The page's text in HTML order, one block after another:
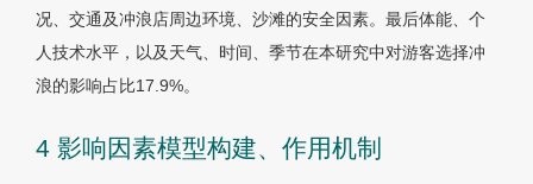
况、交通及冲浪店周边环境、沙滩的安全因素。最后体能、个
人技术水平，以及天气、时间、季节在本研究中对游客选择冲
浪的影响占比17.9%。
4 影响因素模型构建、作用机制